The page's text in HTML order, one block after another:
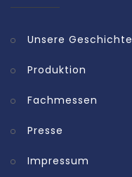
Unsere Geschichte
Produktion
Fachmessen
Presse
Impressum